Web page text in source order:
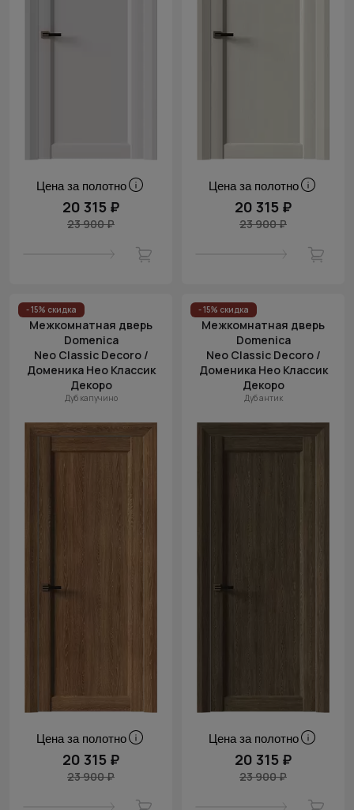
Цена за полотно
20 315 ₽
23 900 ₽
Цена за полотно
20 315 ₽
23 900 ₽
- 15% скидка
Межкомнатная дверь
Domenica
Neo Classic Decoro /
Доменика Нео Классик
Декоро
Дуб капучино
Цена за полотно
20 315 ₽
23 900 ₽
- 15% скидка
Межкомнатная дверь
Domenica
Neo Classic Decoro /
Доменика Нео Классик
Декоро
Дуб антик
Цена за полотно
20 315 ₽
23 900 ₽